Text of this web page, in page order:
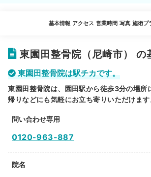
基本情報 アクセス 営業時間 写真 施術プ
東園田整骨院（尼崎市） の
東園田整骨院は駅チカです。
東園田整骨院は、園田駅から徒歩3分の場所
帰りなどにも気軽にお立ち寄りいただけます
問い合わせ専用
0120-963-887
院名